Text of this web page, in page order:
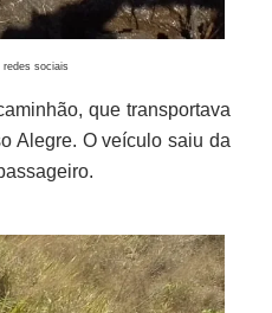
redes sociais
que transportava
Alegre. O veículo saiu da